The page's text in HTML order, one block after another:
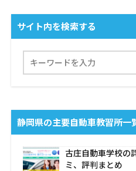
サイト内を検索する
静岡県の主要自動車教習所一
古庄自動車学校の
ミ、評判まとめ